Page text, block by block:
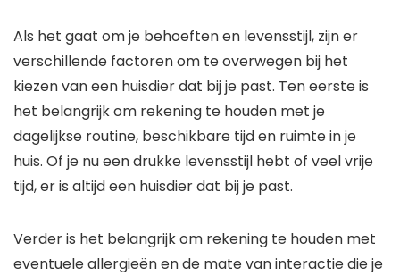
Als het gaat om je behoeften en levensstijl, zijn er
verschillende factoren om te overwegen bij het
kiezen van een huisdier dat bij je past. Ten eerste is
het belangrijk om rekening te houden met je
dagelijkse routine, beschikbare tijd en ruimte in je
huis. Of je nu een drukke levensstijl hebt of veel vrije
tijd, er is altijd een huisdier dat bij je past.
Verder is het belangrijk om rekening te houden met
eventuele allergieën en de mate van interactie die je